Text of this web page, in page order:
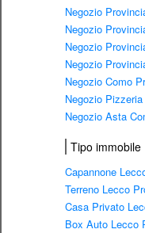
Negozio
Negozio
Negozio
Negozio
Negozio Como
Negozio
Negozio Asta
Tipo immobile
Capannone
Terreno Lecco
Casa Privato
Box Auto Lecco